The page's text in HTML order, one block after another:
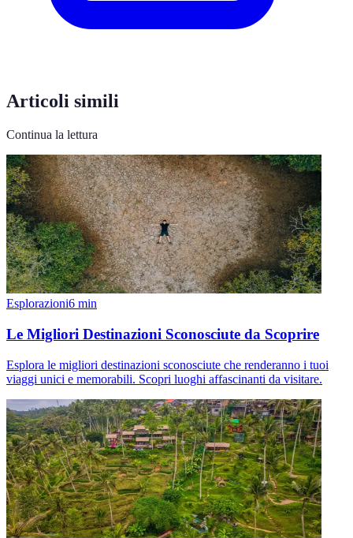
Articoli simili
Continua la lettura
Esplorazioni6 min
Le Migliori Destinazioni Sconosciute da Scoprire
Esplora le migliori destinazioni sconosciute che renderanno i tuoi
viaggi unici e memorabili. Scopri luoghi affascinanti da visitare.